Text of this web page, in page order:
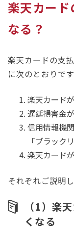
楽天カー
なる？
楽天カードの支
に次のとおりです
楽天カード
遅延損害金
信用情報機
「ブラック
楽天カー
それぞれご説明し
（1）楽
くなる